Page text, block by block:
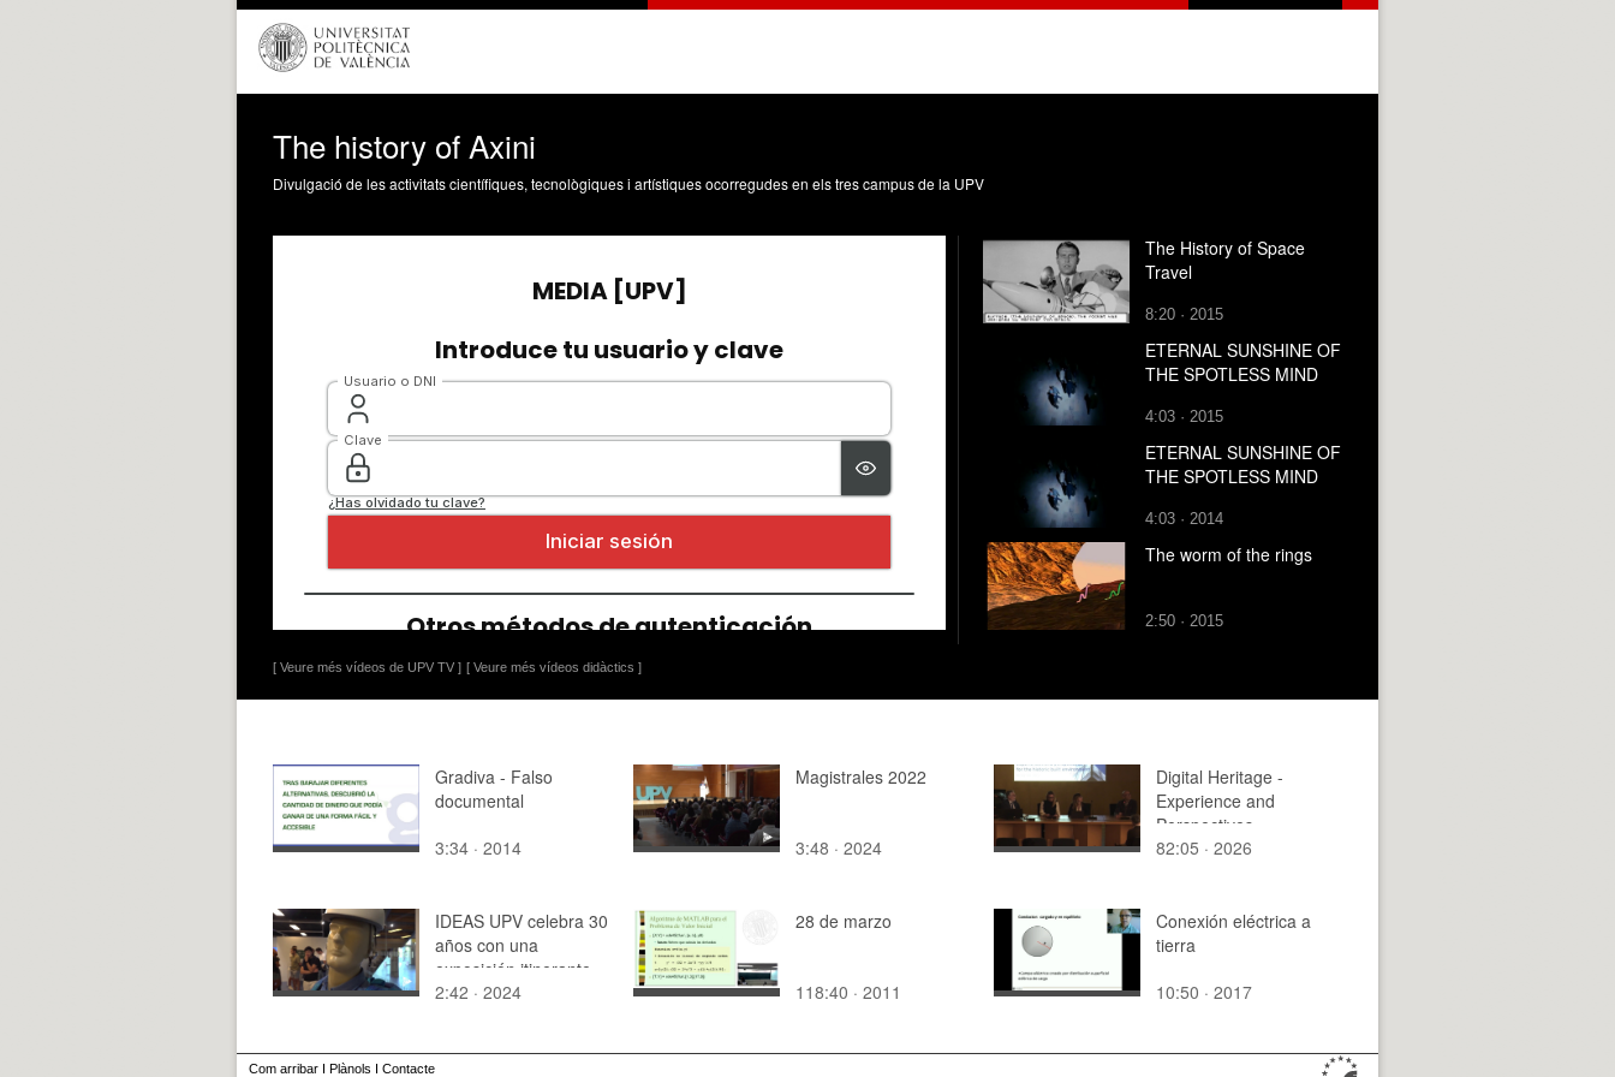
The history of Axini
Divulgació de les activitats científiques, tecnològiques i artístiques ocorregudes en els tres campus de la UPV
[ Veure més vídeos de UPV TV ] [ Veure més vídeos didàctics ]
The History of Space
Travel
8:20 · 2015
ETERNAL SUNSHINE OF
THE SPOTLESS MIND
4:03 · 2015
ETERNAL SUNSHINE OF
THE SPOTLESS MIND
4:03 · 2014
The worm of the rings
2:50 · 2015
Gradiva - Falso
documental
3:34 · 2014
Magistrales 2022
3:48 · 2024
Digital Heritage -
Experience and
Perspectives
82:05 · 2026
IDEAS UPV celebra 30
años con una
exposición itinerante
2:42 · 2024
28 de marzo
118:40 · 2011
Conexión eléctrica a
tierra
10:50 · 2017
Com arribar I Plànols I Contacte